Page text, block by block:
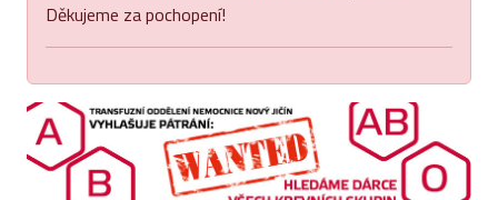
Děkujeme za pochopení!